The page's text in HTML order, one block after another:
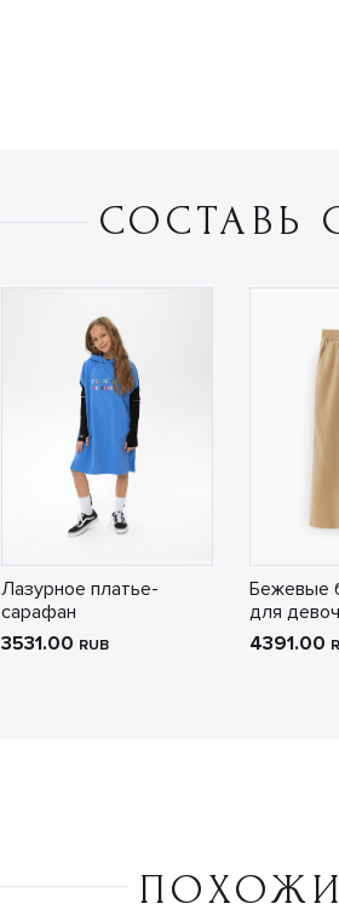
СОСТАВЬ
Лазурное платье-
сарафан
3531.00 RUB
Бежевые
для
4391.00